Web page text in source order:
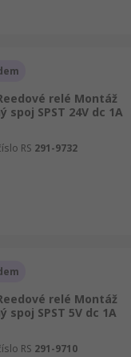
relé Montáž
spoj SPST 24V dc 1A
RS 291-9732
relé Montáž
spoj SPST 5V dc 1A
RS 291-9710